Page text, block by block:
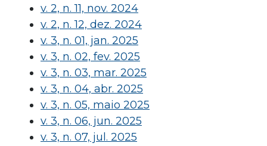
v. 2, n. 11, nov. 2024
v. 2, n. 12, dez. 2024
v. 3, n. 01, jan. 2025
v. 3, n. 02, fev. 2025
v. 3, n. 03, mar. 2025
v. 3, n. 04, abr. 2025
v. 3, n. 05, maio 2025
v. 3, n. 06, jun. 2025
v. 3, n. 07, jul. 2025